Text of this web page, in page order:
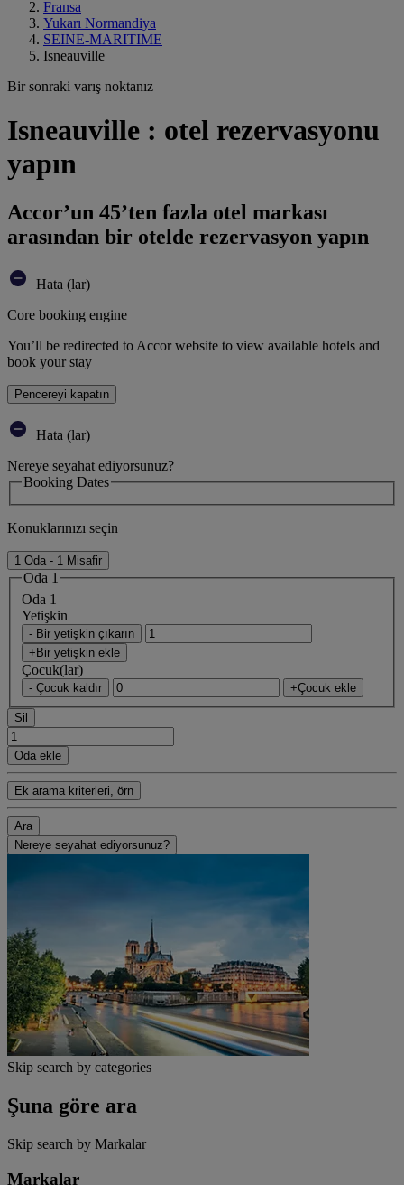
Fransa
Yukarı Normandiya
SEINE-MARITIME
Isneauville
Bir sonraki varış noktanız
Isneauville : otel rezervasyonu
yapın
Accor’un 45’ten fazla otel markası
arasından bir otelde rezervasyon yapın
Hata (lar)
Core booking engine
You’ll be redirected to Accor website to view available hotels and
book your stay
Pencereyi kapatın
Hata (lar)
Nereye seyahat ediyorsunuz?
Booking Dates
Konuklarınızı seçin
1 Oda - 1 Misafir
Oda 1
Oda 1
Yetişkin
- Bir yetişkin çıkarın
+Bir yetişkin ekle
Çocuk(lar)
- Çocuk kaldır +Çocuk ekle
Sil
Oda ekle
Ek arama kriterleri, örn
Ara
Nereye seyahat ediyorsunuz?
Skip search by categories
Şuna göre ara
Skip search by Markalar
Markalar